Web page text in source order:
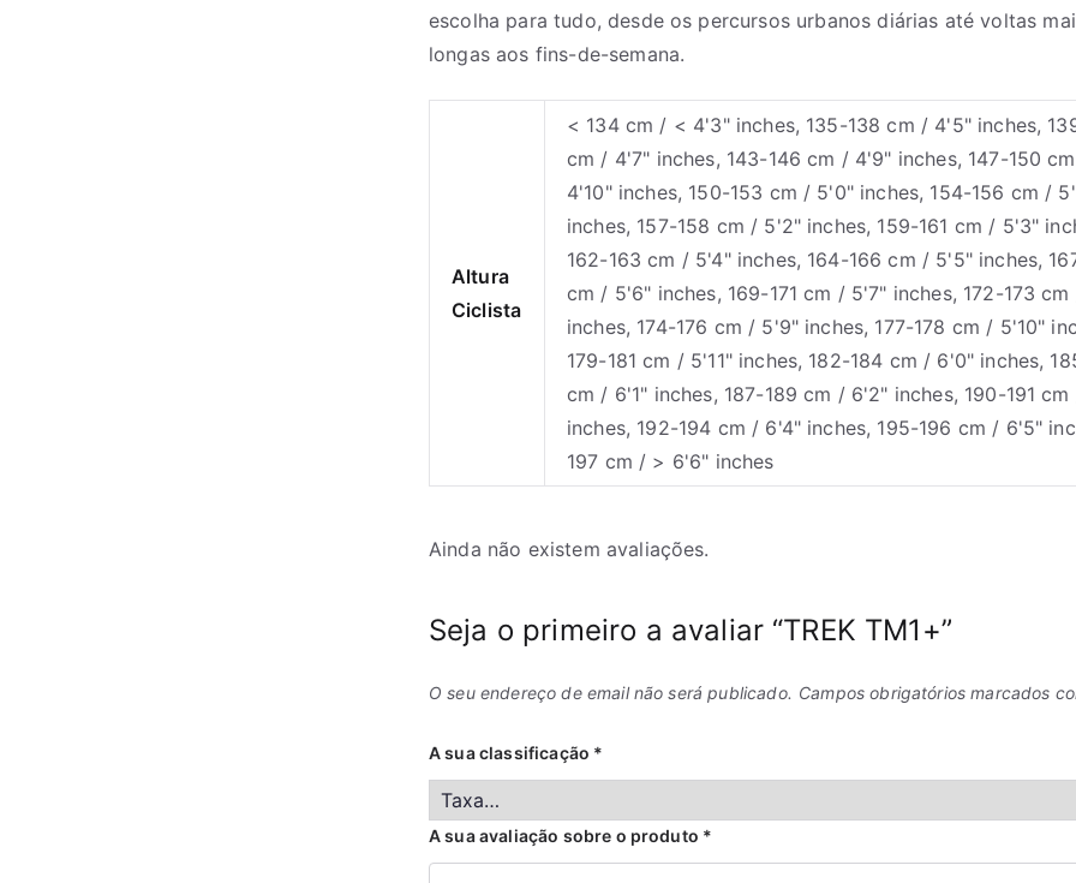
escolha para tudo, desde os percursos urbanos diárias até voltas
longas aos fins-de-semana.
Altura
Ciclista
< 134 cm / < 4'3" inches, 135-138 cm / 4'5" inches,
cm / 4'7" inches, 143-146 cm / 4'9" inches, 147-150
4'10" inches, 150-153 cm / 5'0" inches, 154-156 cm /
inches, 157-158 cm / 5'2" inches, 159-161 cm / 5'3"
162-163 cm / 5'4" inches, 164-166 cm / 5'5" inches,
cm / 5'6" inches, 169-171 cm / 5'7" inches, 172-173
inches, 174-176 cm / 5'9" inches, 177-178 cm / 5'10"
179-181 cm / 5'11" inches, 182-184 cm / 6'0" inches,
cm / 6'1" inches, 187-189 cm / 6'2" inches, 190-191
inches, 192-194 cm / 6'4" inches, 195-196 cm / 6'5"
197 cm / > 6'6" inches
Ainda não existem avaliações.
Seja o primeiro a avaliar “TREK TM1+”
O seu endereço de email não será publicado. Campos obrigatórios marcados
A sua classificação *
A sua avaliação sobre o produto *